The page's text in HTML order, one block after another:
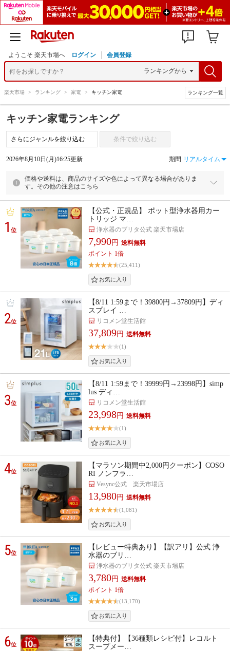
ようこそ 楽天市場へ ログイン 会員登録
楽天市場 > ランキング > 家電 > キッチン家電 ランキング一覧
キッチン家電ランキング
条件で絞り込む
2026年8月10日(月)16:25更新 期間
価格や送料は、商品のサイズや色によって異なる場合がありま
す。その他の注意はこちら
1位
【公式・正規品】 ポット型浄水器用カー
トリッジ マ…
浄水器のブリタ公式 楽天市場店
7,990円
ポイント 1倍
(25,411)
2位
【8/11 1:59まで！39800円→37809円】ディ
スプレイ …
リコメン堂生活館
37,809円
(1)
3位
【8/11 1:59まで！39999円→23998円】simp
lus ディ…
リコメン堂生活館
23,998円
(1)
4位
【マラソン期間中2,000円クーポン】COSO
RI ノンフラ…
Vesync公式 楽天市場店
13,980円
(1,081)
5位
【レビュー特典あり】【訳アリ】公式 浄
水器のブリ…
浄水器のブリタ公式 楽天市場店
3,780円
ポイント 1倍
(13,170)
6位
【特典付】【36種類レシピ付】レコルト
スープメー…